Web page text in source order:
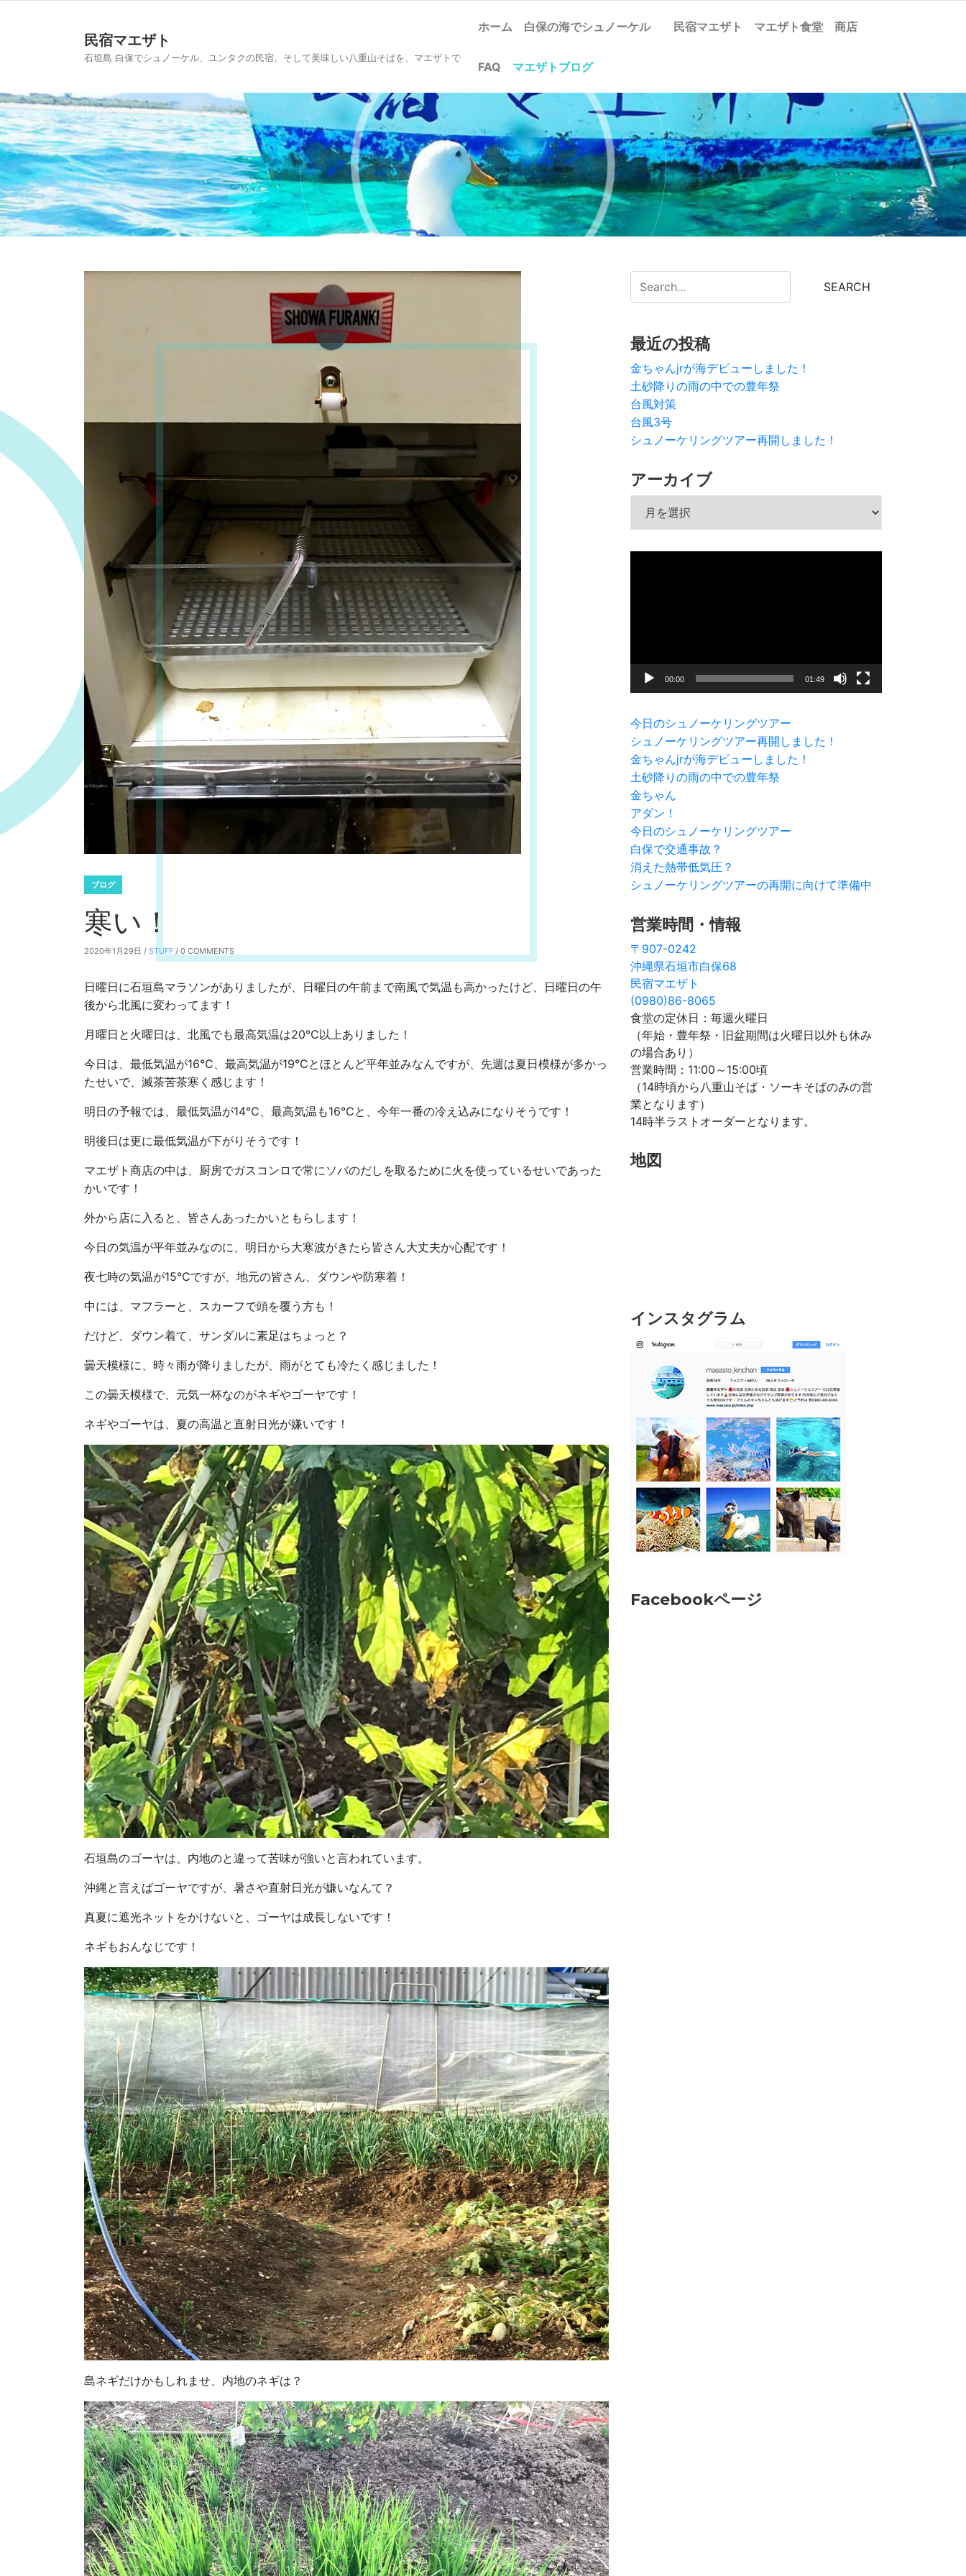
民宿マエザト
石垣島 白保でシュノーケル、ユンタクの民宿。そして美味しい八重山そばを、マエザトで
ホーム 白保の海でシュノーケル 民宿マエザト マエザト食堂 商店
FAQ マエザトブログ
ブログ
寒い！
2020年1月29日 / STUFF / 0 COMMENTS
日曜日に石垣島マラソンがありましたが、日曜日の午前まで南風で気温も高かったけど、日曜日の午
後から北風に変わってます！
月曜日と火曜日は、北風でも最高気温は20℃以上ありました！
今日は、最低気温が16℃、最高気温が19℃とほとんど平年並みなんですが、先週は夏日模様が多かっ
たせいで、滅茶苦茶寒く感じます！
明日の予報では、最低気温が14℃、最高気温も16℃と、今年一番の冷え込みになりそうです！
明後日は更に最低気温が下がりそうです！
マエザト商店の中は、厨房でガスコンロで常にソバのだしを取るために火を使っているせいであった
かいです！
外から店に入ると、皆さんあったかいともらします！
今日の気温が平年並みなのに、明日から大寒波がきたら皆さん大丈夫か心配です！
夜七時の気温が15℃ですが、地元の皆さん、ダウンや防寒着！
中には、マフラーと、スカーフで頭を覆う方も！
だけど、ダウン着て、サンダルに素足はちょっと？
曇天模様に、時々雨が降りましたが、雨がとても冷たく感じました！
この曇天模様で、元気一杯なのがネギやゴーヤです！
ネギやゴーヤは、夏の高温と直射日光が嫌いです！
石垣島のゴーヤは、内地のと違って苦味が強いと言われています。
沖縄と言えばゴーヤですが、暑さや直射日光が嫌いなんて？
真夏に遮光ネットをかけないと、ゴーヤは成長しないです！
ネギもおんなじです！
島ネギだけかもしれませ、内地のネギは？
最近の投稿
金ちゃんjrが海デビューしました！
土砂降りの雨の中での豊年祭
台風対策
台風3号
シュノーケリングツアー再開しました！
アーカイブ
ー
00:00 01:49
今日のシュノーケリングツアー
シュノーケリングツアー再開しました！
金ちゃんjrが海デビューしました！
土砂降りの雨の中での豊年祭
金ちゃん
アダン！
今日のシュノーケリングツアー
白保で交通事故？
消えた熱帯低気圧？
シュノーケリングツアーの再開に向けて準備中
営業時間・情報
〒907-0242
沖縄県石垣市白保68
民宿マエザト
(0980)86-8065
食堂の定休日：毎週火曜日
（年始・豊年祭・旧盆期間は火曜日以外も休み
の場合あり）
営業時間：11:00～15:00頃
（14時頃から八重山そば・ソーキそばのみの営
業となります）
14時半ラストオーダーとなります。
地図
インスタグラム
Facebookページ